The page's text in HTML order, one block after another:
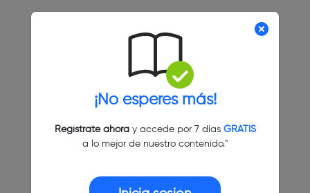
¡No esperes más!
Regístrate ahoray accede por 7 días GRATIS
a lo mejor de nuestro contenido."